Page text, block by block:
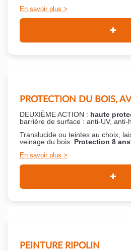
En savoir plus
PROTECTION DU BOIS,
DEUXIÈME ACTION : haute
barrière de surface : anti-UV, anti-
Translucide ou teintes au choix,
veinage du bois. Protection 8
En savoir plus
PEINTURE RIPOLIN